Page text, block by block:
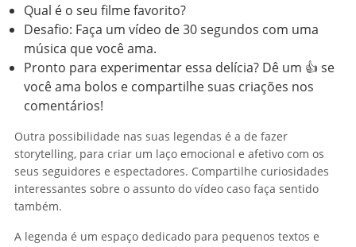
Qual é o seu filme favorito?
Desafio: Faça um vídeo de 30 segundos com uma
música que você ama.
Pronto para experimentar essa delícia? Dê um 👍 se
você ama bolos e compartilhe suas criações nos
comentários!
Outra possibilidade nas suas legendas é a de fazer
storytelling, para criar um laço emocional e afetivo com os
seus seguidores e espectadores. Compartilhe curiosidades
interessantes sobre o assunto do vídeo caso faça sentido
também.
A legenda é um espaço dedicado para pequenos textos e